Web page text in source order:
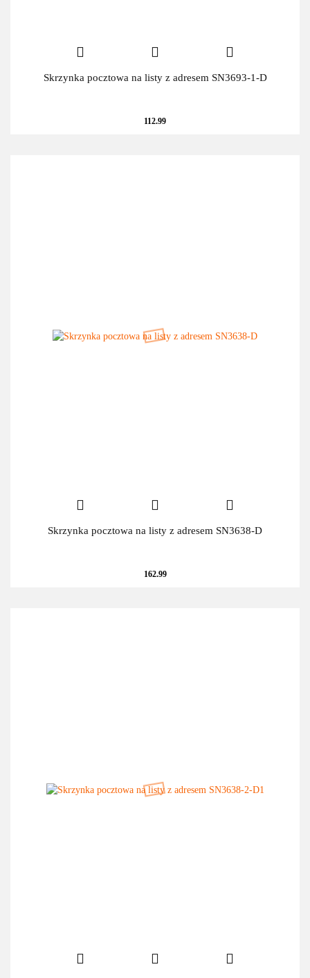
Skrzynka pocztowa na listy z adresem SN3693-1-D
112.99
Skrzynka pocztowa na listy z adresem SN3638-D
162.99